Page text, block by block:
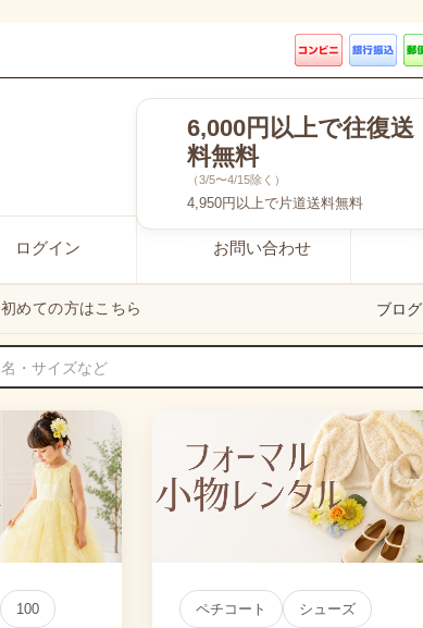
6,000円以上で往復送
料無料
（3/5〜4/15除く）
4,950円以上で片道送料無料
ログイン お問い合わせ
初めての方はこちら ブログ
100 ペチコート シューズ